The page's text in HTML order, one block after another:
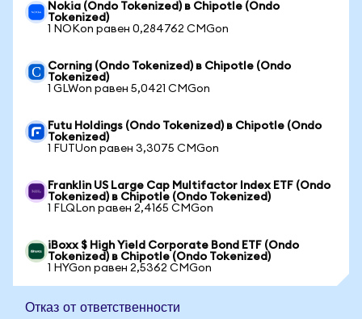
Nokia (Ondo Tokenized) в Chipotle (Ondo
Tokenized)
1 NOKon равен 0,284762 CMGon
Corning (Ondo Tokenized) в Chipotle (Ondo
Tokenized)
1 GLWon равен 5,0421 CMGon
Futu Holdings (Ondo Tokenized) в Chipotle (Ondo
Tokenized)
1 FUTUon равен 3,3075 CMGon
Franklin US Large Cap Multifactor Index ETF (Ondo
Tokenized) в Chipotle (Ondo Tokenized)
1 FLQLon равен 2,4165 CMGon
iBoxx $ High Yield Corporate Bond ETF (Ondo
Tokenized) в Chipotle (Ondo Tokenized)
1 HYGon равен 2,5362 CMGon
Отказ от ответственности